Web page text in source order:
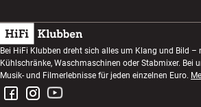
AGB
Datenschutzerklärung
Impressum
Kundenklub
Abend zum Zuhören
Wettbewerbe
Jobs bei HiFi Klubben
Geschenkkarte
Bauen mit Klang
Montage und Installation
Bei HiFi Klubben dreht sich alles um Klang und Bild –
Kühlschränke, Waschmaschinen oder Stabmixer. Bei
Musik- und Filmerlebnisse für jeden einzelnen Euro.